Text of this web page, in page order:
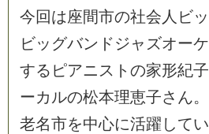
今回は座間市の社会 人 ビッ
ビッ グバン ドジャ ズオーケ
する ピアニ ス ト の家形紀子
ーカ ルの松本理恵子さ ん。
老名市を中心に活躍 してい